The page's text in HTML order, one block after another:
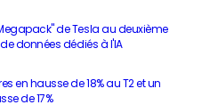
de Tesla au deuxième
données dédiés à l'IA
en hausse de 18% au T2 et un
de 17%